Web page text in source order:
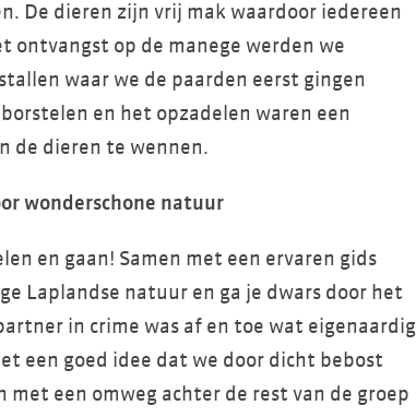
De dieren zijn vrij mak waardoor iedereen
ontvangst op de manege werden we
waar we de paarden eerst gingen
en het opzadelen waren een
de dieren te wennen.
wonderschone natuur
en gaan! Samen met een ervaren gids
Laplandse natuur en ga je dwars door het
in crime was af en toe wat eigenaardig
een goed idee dat we door dicht bebost
met een omweg achter de rest van de groep